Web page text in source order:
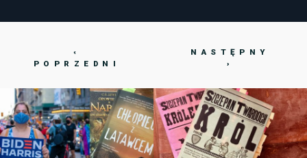
‹
POPRZEDNI
NASTĘPNY
›